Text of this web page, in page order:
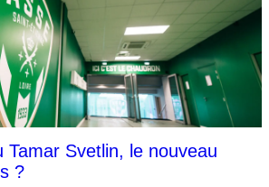
Tamar Svetlin, le nouveau
?